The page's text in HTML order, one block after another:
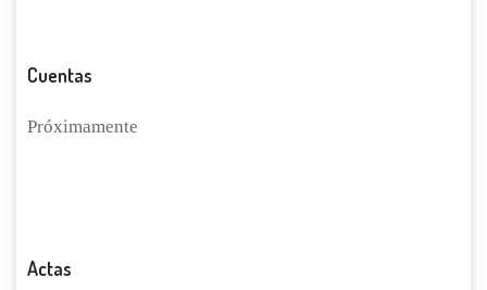
Cuentas
Próximamente
Actas